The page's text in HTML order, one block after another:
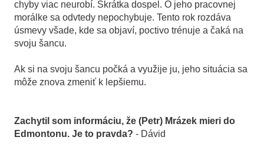
chyby viac neurobí. Skrátka dospel. O jeho pracovnej
morálke sa odvtedy nepochybuje. Tento rok rozdáva
úsmevy všade, kde sa objaví, poctivo trénuje a čaká na
svoju šancu.
Ak si na svoju šancu počká a využije ju, jeho situácia sa
môže znova zmeniť k lepšiemu.
Zachytil som informáciu, že (Petr) Mrázek mieri do
Edmontonu. Je to pravda? - Dávid